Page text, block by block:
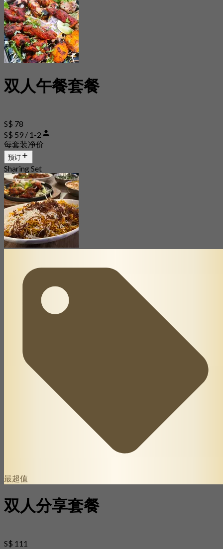
双人午餐套餐
S$ 78
S$ 59 / 1-2
每套装净价
预订
Sharing Set
最超值
双人分享套餐
S$ 111